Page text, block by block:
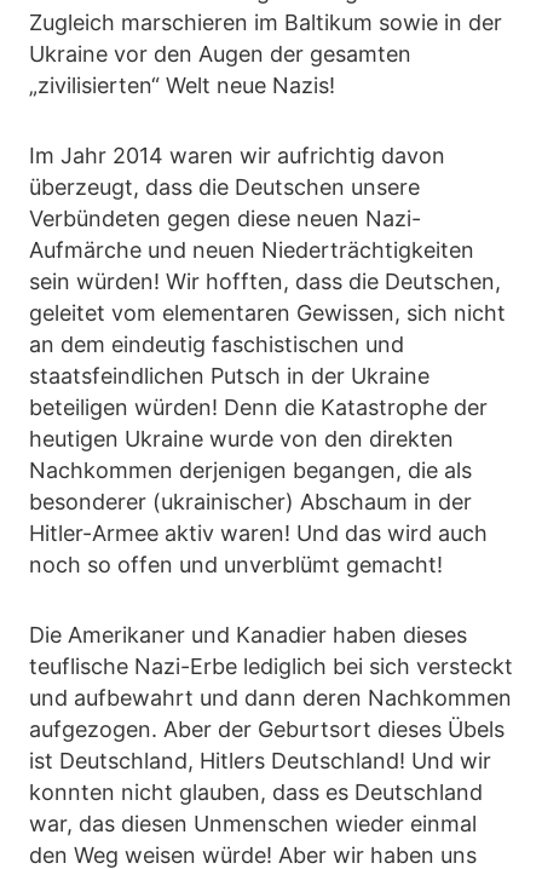
Zugleich marschieren im Baltikum sowie in der
Ukraine vor den Augen der gesamten
„zivilisierten“ Welt neue Nazis!
Im Jahr 2014 waren wir aufrichtig davon
überzeugt, dass die Deutschen unsere
Verbündeten gegen diese neuen Nazi-
Aufmärche und neuen Niederträchtigkeiten
sein würden! Wir hofften, dass die Deutschen,
geleitet vom elementaren Gewissen, sich nicht
an dem eindeutig faschistischen und
staatsfeindlichen Putsch in der Ukraine
beteiligen würden! Denn die Katastrophe der
heutigen Ukraine wurde von den direkten
Nachkommen derjenigen begangen, die als
besonderer (ukrainischer) Abschaum in der
Hitler-Armee aktiv waren! Und das wird auch
noch so offen und unverblümt gemacht!
Die Amerikaner und Kanadier haben dieses
teuflische Nazi-Erbe lediglich bei sich versteckt
und aufbewahrt und dann deren Nachkommen
aufgezogen. Aber der Geburtsort dieses Übels
ist Deutschland, Hitlers Deutschland! Und wir
konnten nicht glauben, dass es Deutschland
war, das diesen Unmenschen wieder einmal
den Weg weisen würde! Aber wir haben uns